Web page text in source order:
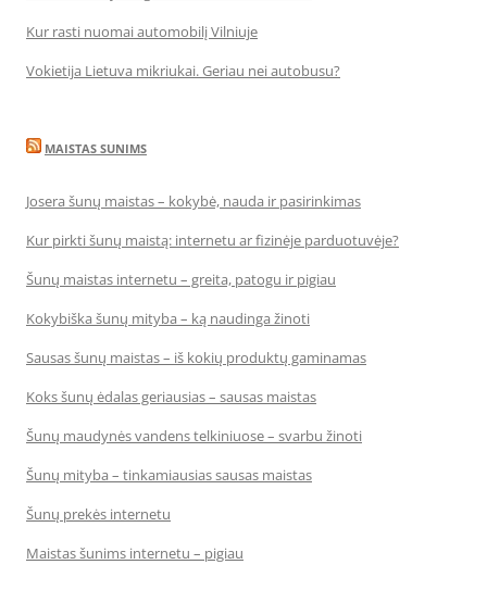
Kur rasti nuomai automobilį Vilniuje
Vokietija Lietuva mikriukai. Geriau nei autobusu?
MAISTAS SUNIMS
Josera šunų maistas – kokybė, nauda ir pasirinkimas
Kur pirkti šunų maistą: internetu ar fizinėje parduotuvėje?
Šunų maistas internetu – greita, patogu ir pigiau
Kokybiška šunų mityba – ką naudinga žinoti
Sausas šunų maistas – iš kokių produktų gaminamas
Koks šunų ėdalas geriausias – sausas maistas
Šunų maudynės vandens telkiniuose – svarbu žinoti
Šunų mityba – tinkamiausias sausas maistas
Šunų prekės internetu
Maistas šunims internetu – pigiau